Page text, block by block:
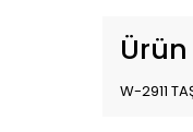
Ürün
W-2911